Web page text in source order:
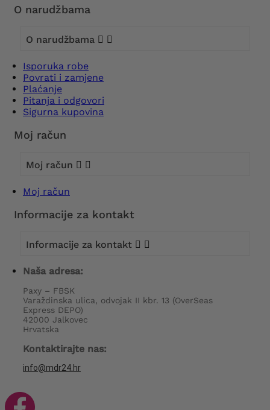
O narudžbama
O narudžbama  
Isporuka robe
Povrati i zamjene
Plaćanje
Pitanja i odgovori
Sigurna kupovina
Moj račun
Moj račun  
Moj račun
Informacije za kontakt
Informacije za kontakt  
Naša adresa:
Paxy – FBSK
Varaždinska ulica, odvojak II kbr. 13 (OverSeas
Express DEPO)
42000 Jalkovec
Hrvatska
Kontaktirajte nas:
info@mdr24.hr